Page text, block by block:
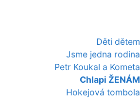
Děti dětem
Jsme jedna rodina
Petr Koukal a Kometa
Chlapi ŽENÁM
Hokejová tombola